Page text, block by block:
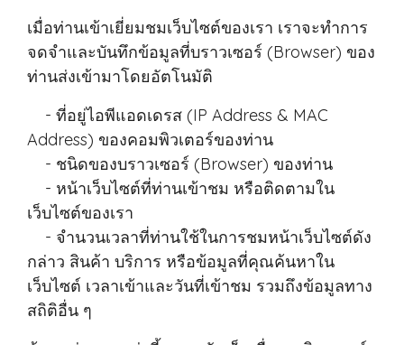
เมื่อท่านเข้าเยี่ยมชมเว็บไซต์ของเรา เราจะทำการ
จดจำและบันทึกข้อมูลที่บราวเซอร์ (Browser) ของ
ท่านส่งเข้ามาโดยอัตโนมัติ
- ที่อยู่ไอพีแอดเดรส (IP Address & MAC
Address) ของคอมพิวเตอร์ของท่าน
- ชนิดของบราวเซอร์ (Browser) ของท่าน
- หน้าเว็บไซต์ที่ท่านเข้าชม หรือติดตามใน
เว็บไซต์ของเรา
- จำนวนเวลาที่ท่านใช้ในการชมหน้าเว็บไซต์ดัง
กล่าว สินค้า บริการ หรือข้อมูลที่คุณค้นหาใน
เว็บไซต์ เวลาเข้าและวันที่เข้าชม รวมถึงข้อมูลทาง
สถิติอื่น ๆ